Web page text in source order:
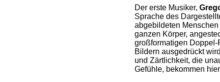
Der erste Musiker,
Sprache des
abgebildeten
ganzen Körper,
großformatigen Doppel-
Bildern ausgedrückt
und Zärtlichkeit, die
Gefühle, bekommen